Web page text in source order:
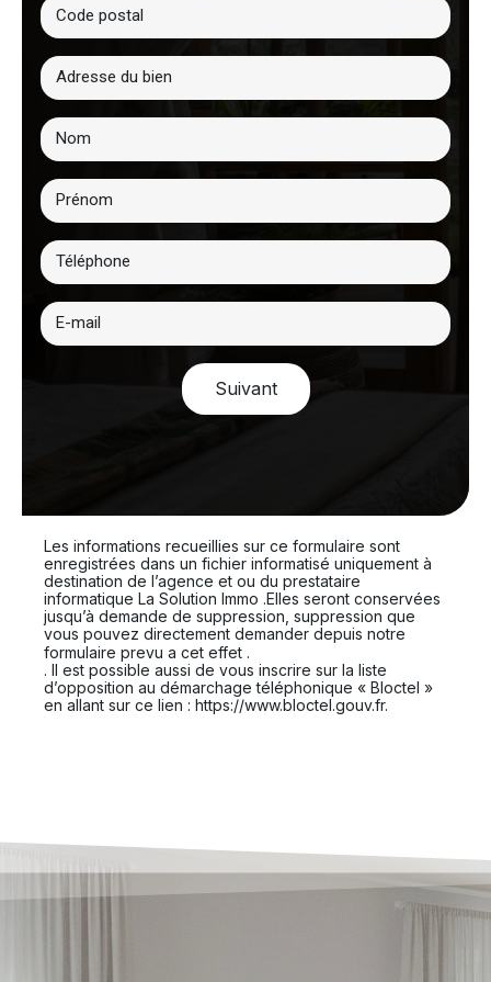
Suivant
Les informations recueillies sur ce formulaire sont
enregistrées dans un fichier informatisé uniquement à
destination de l’agence et ou du prestataire
informatique La Solution Immo .Elles seront conservées
jusqu’à demande de suppression, suppression que
vous pouvez directement demander depuis notre
formulaire prevu a cet effet .
. Il est possible aussi de vous inscrire sur la liste
d’opposition au démarchage téléphonique « Bloctel »
en allant sur ce lien : https://www.bloctel.gouv.fr.